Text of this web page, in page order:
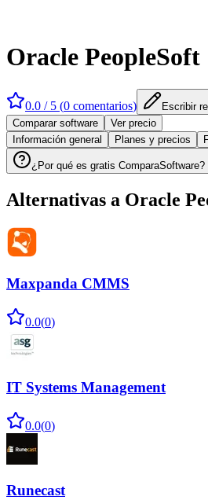
Oracle PeopleSoft
0.0 / 5 (0 comentarios)
Escribir
Comparar software
Ver precio
Información general
Planes y precios
¿Por qué es gratis ComparaSoftware?
Alternativas a Oracle
Maxpanda CMMS
0.0(0)
IT Systems Management
0.0(0)
Runecast